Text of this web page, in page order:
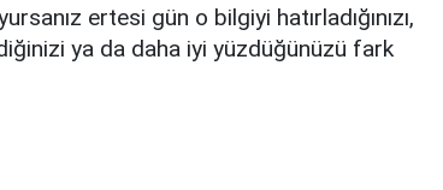
ertesi gün o bilgiyi hatırladığınızı,
ya da daha iyi yüzdüğünüzü fark